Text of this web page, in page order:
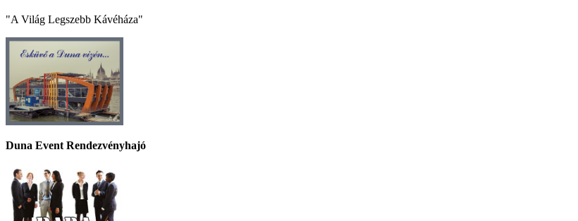
"A Világ Legszebb Kávéháza"
Duna Event Rendezvényhajó